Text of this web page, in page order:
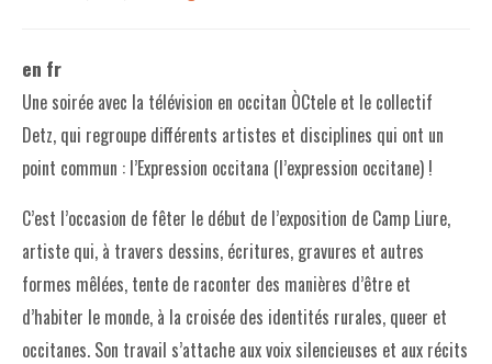
en fr
Une soirée avec la télévision en occitan ÒCtele et le collectif
Detz, qui regroupe différents artistes et disciplines qui ont un
point commun : l’Expression occitana (l’expression occitane) !
C’est l’occasion de fêter le début de l’exposition de Camp Liure,
artiste qui, à travers dessins, écritures, gravures et autres
formes mêlées, tente de raconter des manières d’être et
d’habiter le monde, à la croisée des identités rurales, queer et
occitanes. Son travail s’attache aux voix silencieuses et aux récits